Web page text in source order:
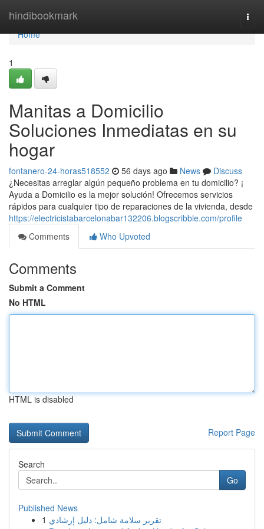
hindibookmark
Home
Home
1
Manitas a Domicilio
Soluciones Inmediatas en su
hogar
fontanero-24-horas518552 56 days ago News
Discuss
¿Necesitas arreglar algún pequeño problema en tu domicilio? ¡
Ayuda a Domicilio es la mejor solución! Ofrecemos servicios
rápidos para cualquier tipo de reparaciones de la vivienda, desde
https://electricistabarcelonabar132206.blogscribble.com/profile
Comments
Who Upvoted
Comments
Submit a Comment
No HTML
HTML is disabled
Report Page
Search
Go
Published News
1 تقرير سلامة شامل: دليل إرشادي